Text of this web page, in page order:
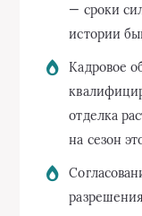
— сроки
истории
Кадровое
отделка
на сезон